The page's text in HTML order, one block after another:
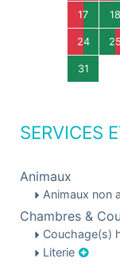
17 18
24 25
31
SERVICES
Animaux
Animaux non
Chambres &
Literie